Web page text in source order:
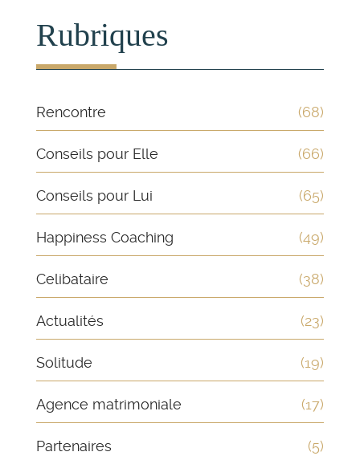
Rubriques
Rencontre (68)
Conseils pour Elle (66)
Conseils pour Lui (65)
Happiness Coaching (49)
Celibataire (38)
Actualités (23)
Solitude (19)
Agence matrimoniale (17)
Partenaires (5)